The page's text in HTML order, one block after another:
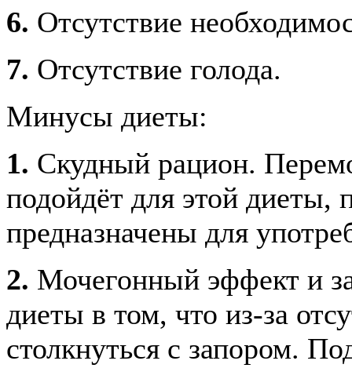
6. Отсутствие
7. Отсутствие голода.
Минусы диеты:
1. Скудный рацион.
подойдёт для этой диеты,
предназначены для
2. Мочегонный эффект и
диеты в том, что из-за
столкнуться с запором.